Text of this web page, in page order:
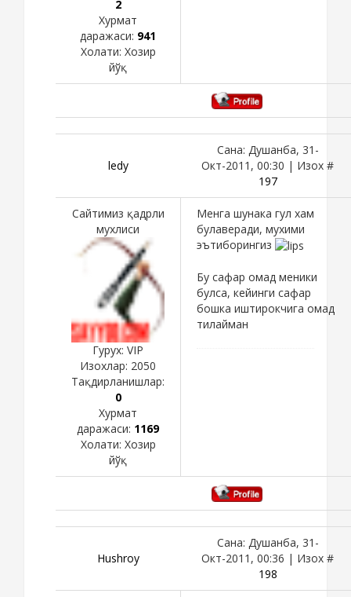
2
Хурмат
даражаси: 941
Холати: Хозир
йўқ
ledy
Сана: Душанба, 31-
Окт-2011, 00:30 | Изох #
197
Сайтимиз қадрли
мухлиси
Гурух: VIP
Изохлар: 2050
Тақдирланишлар:
0
Хурмат
даражаси: 1169
Холати: Хозир
йўқ
Менга шунака гул хам
булаверади, мухими
эътиборингиз
Бу сафар омад меники
булса, кейинги сафар
бошка иштирокчига омад
тилайман
Hushroy
Сана: Душанба, 31-
Окт-2011, 00:36 | Изох #
198